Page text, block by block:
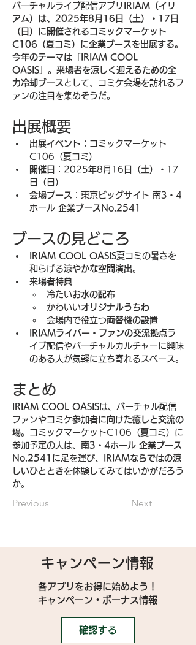
バーチャルライブ配信アプリ
IRIAM（イリ
アム）は、2025年8月16日（土）・17日
（日）に開催されるコミックマーケット
C106（夏コミ）に企業ブースを出展する。
今年のテーマは「IRIAM COOL
OASIS」。来場者を涼しく迎えるための全
力冷却ブース として、コミケ会場を訪れるフ
ァンの注目を集めそうだ。
出展概要
出展イベント ：コミックマーケット
C106（夏コミ）
開催日
：2025年8月16日（土）・17
日（日）
会場ブース ：東京ビッグサイト 南3・4
ホール 企業ブースNo.2541
ブースの見どころ
IRIAM COOL OASIS夏コミの暑さを
和らげる涼やかな空間演出。
来場者特典
冷たいお水の配布
かわいいオリジナルうちわ
会場内で役立つ両替機の設置
IRIAMライバー・ファンの交流拠点ラ
イブ配信やバーチャルカルチャーに興味
のある人が気軽に立ち寄れるスペース。
まとめ
IRIAM COOL OASISは、バーチャル配信
ファンやコミケ参加者に向けた癒しと交流の
場。コミックマーケットC106（夏コミ）に
参加予定の人は、 南3・4ホール 企業ブース
No.2541 に足を運び、
IRIAMならではの涼
しいひとときを体験してみてはいかがだろう
か。
Previous Next
キャンペーン情報
各アプリをお得に始めよう！
キャンペーン・ボーナス情報
確認する